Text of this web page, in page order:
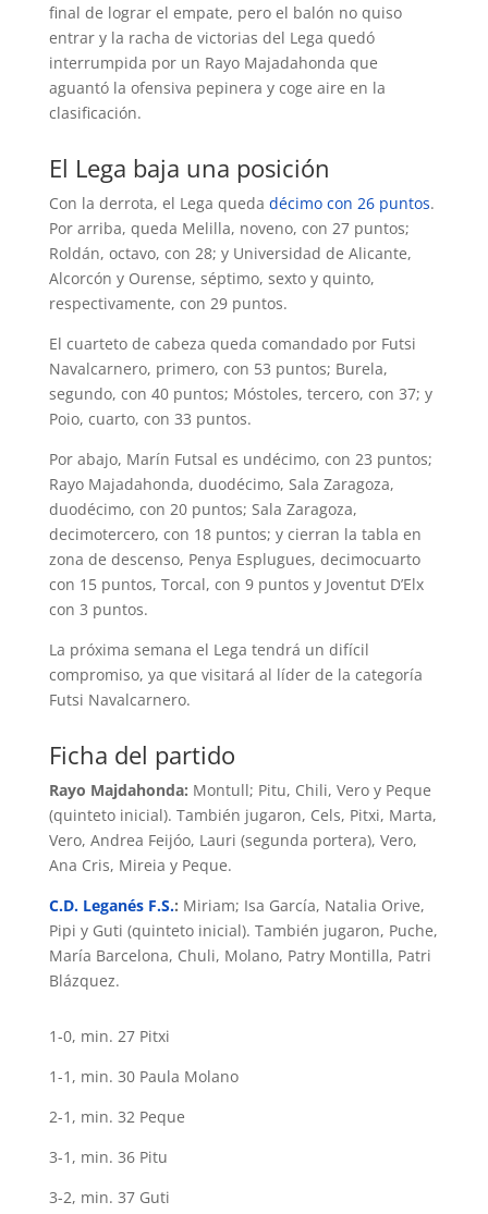
final de lograr el empate, pero el balón no quiso
entrar y la racha de victorias del Lega quedó
interrumpida por un Rayo Majadahonda que
aguantó la ofensiva pepinera y coge aire en la
clasificación.
El Lega baja una posición
Con la derrota, el Lega queda décimo con 26 puntos.
Por arriba, queda Melilla, noveno, con 27 puntos;
Roldán, octavo, con 28; y Universidad de Alicante,
Alcorcón y Ourense, séptimo, sexto y quinto,
respectivamente, con 29 puntos.
El cuarteto de cabeza queda comandado por Futsi
Navalcarnero, primero, con 53 puntos; Burela,
segundo, con 40 puntos; Móstoles, tercero, con 37; y
Poio, cuarto, con 33 puntos.
Por abajo, Marín Futsal es undécimo, con 23 puntos;
Rayo Majadahonda, duodécimo, Sala Zaragoza,
duodécimo, con 20 puntos; Sala Zaragoza,
decimotercero, con 18 puntos; y cierran la tabla en
zona de descenso, Penya Esplugues, decimocuarto
con 15 puntos, Torcal, con 9 puntos y Joventut D’Elx
con 3 puntos.
La próxima semana el Lega tendrá un difícil
compromiso, ya que visitará al líder de la categoría
Futsi Navalcarnero.
Ficha del partido
Rayo Majdahonda: Montull; Pitu, Chili, Vero y Peque
(quinteto inicial). También jugaron, Cels, Pitxi, Marta,
Vero, Andrea Feijóo, Lauri (segunda portera), Vero,
Ana Cris, Mireia y Peque.
C.D. Leganés F.S.: Miriam; Isa García, Natalia Orive,
Pipi y Guti (quinteto inicial). También jugaron, Puche,
María Barcelona, Chuli, Molano, Patry Montilla, Patri
Blázquez.
1-0, min. 27 Pitxi
1-1, min. 30 Paula Molano
2-1, min. 32 Peque
3-1, min. 36 Pitu
3-2, min. 37 Guti